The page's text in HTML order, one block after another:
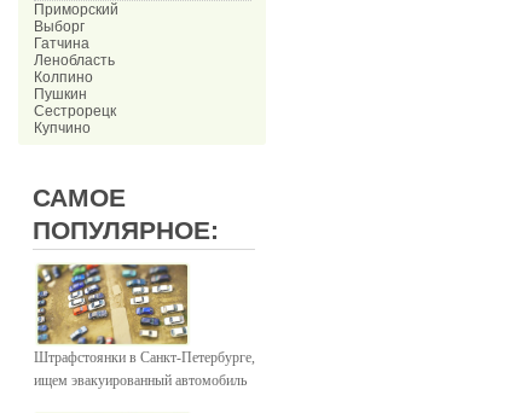
Приморский
Выборг
Гатчина
Ленобласть
Колпино
Пушкин
Сестрорецк
Купчино
САМОЕ
ПОПУЛЯРНОЕ:
Штрафстоянки в Санкт-Петербурге,
ищем эвакуированный автомобиль